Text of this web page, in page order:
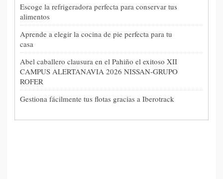
Escoge la refrigeradora perfecta para conservar tus
alimentos
Aprende a elegir la cocina de pie perfecta para tu
casa
Abel caballero clausura en el Pahiño el exitoso XII
CAMPUS ALERTANAVIA 2026 NISSAN-GRUPO
ROFER
Gestiona fácilmente tus flotas gracias a Iberotrack